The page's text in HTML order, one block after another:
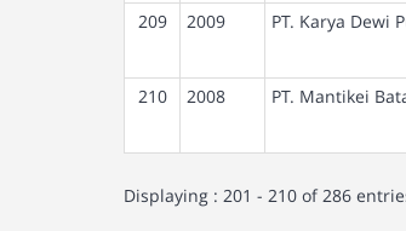
209 2009 PT. Karya Dewi
210 2008 PT. Mantikei
Displaying : 201 - 210 of 286